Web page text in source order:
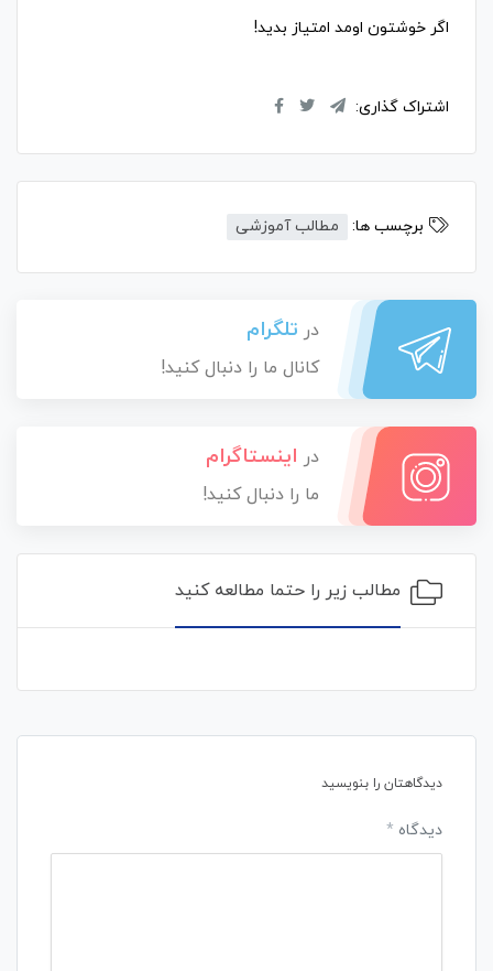
اگر خوشتون اومد امتیاز بدید!
اشتراک گذاری:
برچسب ها: مطالب آموزشی
در تلگرام
کانال ما را دنبال کنید!
در اینستاگرام
ما را دنبال کنید!
مطالب زیر را حتما مطالعه کنید
دیدگاهتان را بنویسید
دیدگاه *